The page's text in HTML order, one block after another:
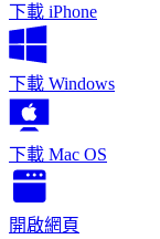
下載 iPhone
下載 Windows
下載 Mac OS
開啟網頁